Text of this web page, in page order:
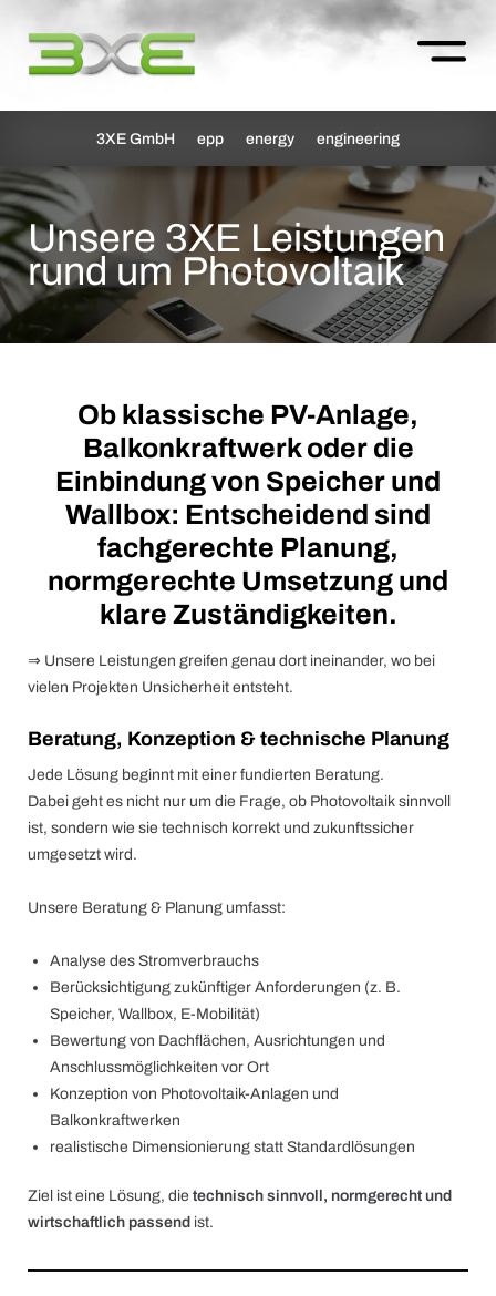
3XE GmbH epp energy engineering
Unsere 3XE Leistungen
rund um Photovoltaik
Ob klassische PV-Anlage,
Balkonkraftwerk oder die
Einbindung von Speicher und
Wallbox: Entscheidend sind
fachgerechte Planung,
normgerechte Umsetzung und
klare Zuständigkeiten.
⇒ Unsere Leistungen greifen genau dort ineinander, wo bei
vielen Projekten Unsicherheit entsteht.
Beratung, Konzeption & technische Planung
Jede Lösung beginnt mit einer fundierten Beratung.
Dabei geht es nicht nur um die Frage, ob Photovoltaik sinnvoll
ist, sondern wie sie technisch korrekt und zukunftssicher
umgesetzt wird.
Unsere Beratung & Planung umfasst:
Analyse des Stromverbrauchs
Berücksichtigung zukünftiger Anforderungen (z. B.
Speicher, Wallbox, E-Mobilität)
Bewertung von Dachflächen, Ausrichtungen und
Anschlussmöglichkeiten vor Ort
Konzeption von Photovoltaik-Anlagen und
Balkonkraftwerken
realistische Dimensionierung statt Standardlösungen
Ziel ist eine Lösung, die technisch sinnvoll, normgerecht und
wirtschaftlich passend ist.